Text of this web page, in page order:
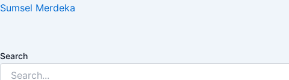
Lewati
Sumsel Merdeka
Search
Post